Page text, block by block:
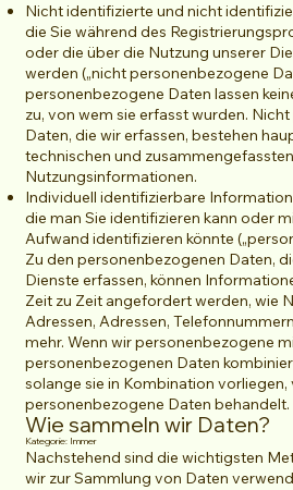
Nicht identifizierte und nicht
die Sie während des
oder die über die Nutzung unserer
werden („nicht personenbezogene
personenbezogene Daten lassen
zu, von wem sie erfasst wurden.
Daten, die wir erfassen, bestehen
technischen und zusammengefassten
Nutzungsinformationen.
Individuell identifizierbare
die man Sie identifizieren kann oder
Aufwand identifizieren könnte
Zu den personenbezogenen Daten,
Dienste erfassen, können
Zeit zu Zeit angefordert werden, wie
Adressen, Adressen,
mehr. Wenn wir personenbezogene
personenbezogenen Daten
solange sie in Kombination vorliegen,
personenbezogene Daten behandelt.
Wie sammeln wir Daten?
Kategorie: Immer
Nachstehend sind die wichtigsten
wir zur Sammlung von Daten